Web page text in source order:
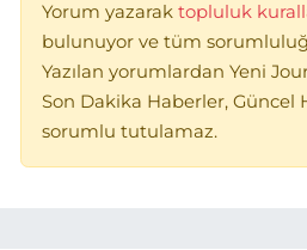
Yorum yazarak topluluk
bulunuyor ve tüm
Yazılan yorumlardan Yeni
Son Dakika Haberler, Güncel
sorumlu tutulamaz.